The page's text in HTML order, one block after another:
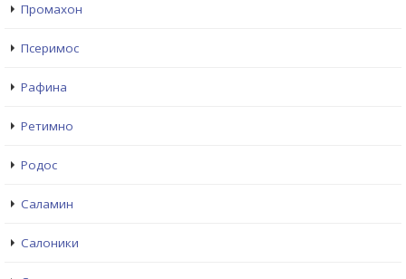
Промахон
Псеримос
Рафина
Ретимно
Родос
Саламин
Салоники